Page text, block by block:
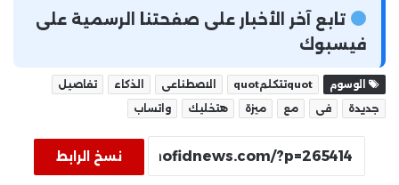
تابع آخر الأخبار على صفحتنا الرسمية على
فيسبوك
الوسوم quotتتكلمquot الاصطناعى الذكاء
تفاصيل
جديدة
فى مع ميزة هتخليك واتساب
نسخ الرابط